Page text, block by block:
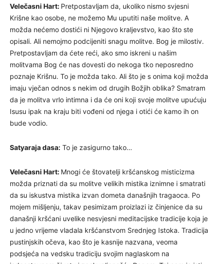
Velečasni Hart: Pretpostavljam da, ukoliko nismo svjesni
Krišne kao osobe, ne možemo Mu uputiti naše molitve. A
možda nećemo dostići ni Njegovo kraljevstvo, kao što ste
opisali. Ali nemojmo podcijeniti snagu molitve. Bog je milostiv.
Pretpostavljam da ćete reći, ako smo iskreni u našim
molitvama Bog će nas dovesti do nekoga tko neposredno
poznaje Krišnu. To je možda tako. Ali što je s onima koji možda
imaju vječan odnos s nekim od drugih Božjih oblika? Smatram
da je molitva vrlo intimna i da će oni koji svoje molitve upućuju
Isusu ipak na kraju biti vođeni od njega i otići će kamo ih on
bude vodio.
Satyaraja dasa: To je zasigurno tako…
Velečasni Hart: Mnogi će štovatelji kršćanskog misticizma
možda priznati da su molitve velikih mistika iznimne i smatrati
da su iskustva mistika izvan dometa današnjih tragaoca. Po
mojem mišljenju, takav pesimizam proizlazi iz činjenice da su
današnji kršćani uvelike nesvjesni meditacijske tradicije koja je
u jedno vrijeme vladala kršćanstvom Srednjeg Istoka. Tradicija
pustinjskih očeva, kao što je kasnije nazvana, veoma
podsjeća na vedsku tradiciju svojim naglaskom na